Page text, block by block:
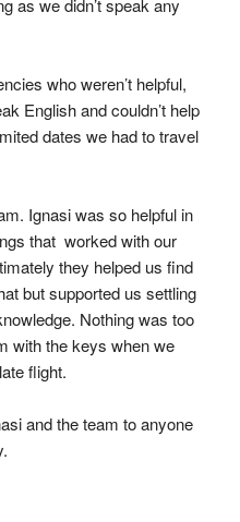
as we didn’t speak any
who weren’t helpful,
English and couldn’t help
dates we had to travel
Ignasi was so helpful in
that  worked with our
they helped us find
but supported us settling
Nothing was too
with the keys when we
flight.
and the team to anyone